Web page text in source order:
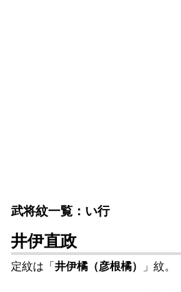
武将紋一覧：い行
井伊直政
定紋は「 井伊橘（彦根橘） 」紋。